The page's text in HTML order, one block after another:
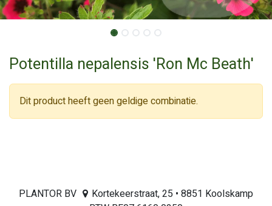
Potentilla nepalensis 'Ron Mc Beath'
Dit product heeft geen geldige combinatie.
PLANTOR BV
Kortekeerstraat, 25 • 8851 Koolskamp